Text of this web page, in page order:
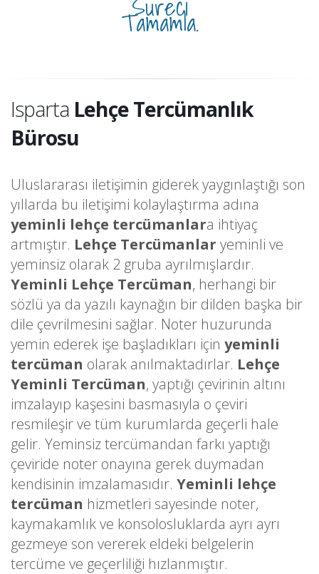
Tamamla.
Isparta Lehçe Tercümanlık
Bürosu
Uluslararası iletişimin giderek yaygınlaştığı son
yıllarda bu iletişimi kolaylaştırma adına
yeminli lehçe tercümanlara ihtiyaç
artmıştır. Lehçe Tercümanlar yeminli ve
yeminsiz olarak 2 gruba ayrılmışlardır.
Yeminli Lehçe Tercüman, herhangi bir
sözlü ya da yazılı kaynağın bir dilden başka bir
dile çevrilmesini sağlar. Noter huzurunda
yemin ederek işe başladıkları için yeminli
tercüman olarak anılmaktadırlar. Lehçe
Yeminli Tercüman, yaptığı çevirinin altını
imzalayıp kaşesini basmasıyla o çeviri
resmileşir ve tüm kurumlarda geçerli hale
gelir. Yeminsiz tercümandan farkı yaptığı
çeviride noter onayına gerek duymadan
kendisinin imzalamasıdır. Yeminli lehçe
tercüman hizmetleri sayesinde noter,
kaymakamlık ve konsolosluklarda ayrı ayrı
gezmeye son vererek eldeki belgelerin
tercüme ve geçerliliği hızlanmıştır.